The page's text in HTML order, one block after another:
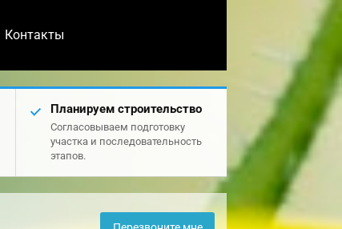
Контакты
Планируем строительство
Согласовываем подготовку
участка и последовательность
этапов.